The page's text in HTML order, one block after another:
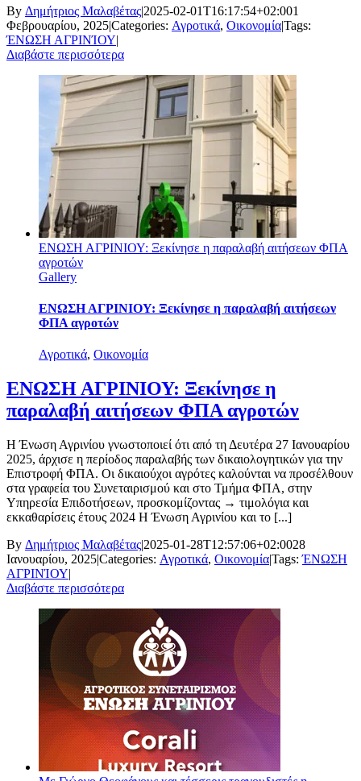
By Δημήτριος Μαλαβέτας|2025-02-01T16:17:54+02:001
Φεβρουαρίου, 2025|Categories: Αγροτικά, Οικονομία|Tags:
ΈΝΩΣΗ ΑΓΡΙΝΊΟΥ|
Διαβάστε περισσότερα
ΕΝΩΣΗ ΑΓΡΙΝΙΟΥ: Ξεκίνησε η παραλαβή αιτήσεων ΦΠΑ
αγροτών
Gallery
ΕΝΩΣΗ ΑΓΡΙΝΙΟΥ: Ξεκίνησε η παραλαβή αιτήσεων
ΦΠΑ αγροτών
Αγροτικά, Οικονομία
ΕΝΩΣΗ ΑΓΡΙΝΙΟΥ: Ξεκίνησε η
παραλαβή αιτήσεων ΦΠΑ αγροτών
Η Ένωση Αγρινίου γνωστοποιεί ότι από τη Δευτέρα 27 Ιανουαρίου
2025, άρχισε η περίοδος παραλαβής των δικαιολογητικών για την
Επιστροφή ΦΠΑ. Οι δικαιούχοι αγρότες καλούνται να προσέλθουν
στα γραφεία του Συνεταιρισμού και στο Τμήμα ΦΠΑ, στην
Υπηρεσία Επιδοτήσεων, προσκομίζοντας → τιμολόγια και
εκκαθαρίσεις έτους 2024 Η Ένωση Αγρινίου και το [...]
By Δημήτριος Μαλαβέτας|2025-01-28T12:57:06+02:0028
Ιανουαρίου, 2025|Categories: Αγροτικά, Οικονομία|Tags:ΈΝΩΣΗ
ΑΓΡΙΝΊΟΥ|
Διαβάστε περισσότερα